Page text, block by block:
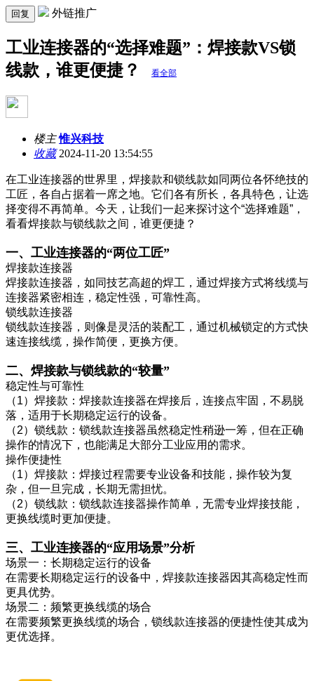
回复 外链推广
工业连接器的“选择难题”：焊接款VS锁
线款，谁更便捷？
看全部
楼主 惟兴科技
收藏2024-11-20 13:54:55
在工业连接器的世界里，焊接款和锁线款如同两位各怀绝技的
工匠，各自占据着一席之地。它们各有所长，各具特色，让选
择变得不再简单。今天，让我们一起来探讨这个“选择难题”，
看看焊接款与锁线款之间，谁更便捷？
一、工业连接器的“两位工匠”
焊接款连接器
焊接款连接器，如同技艺高超的焊工，通过焊接方式将线缆与
连接器紧密相连，稳定性强，可靠性高。
锁线款连接器
锁线款连接器，则像是灵活的装配工，通过机械锁定的方式快
速连接线缆，操作简便，更换方便。
二、焊接款与锁线款的“较量”
稳定性与可靠性
（1）焊接款：焊接款连接器在焊接后，连接点牢固，不易脱
落，适用于长期稳定运行的设备。
（2）锁线款：锁线款连接器虽然稳定性稍逊一筹，但在正确
操作的情况下，也能满足大部分工业应用的需求。
操作便捷性
（1）焊接款：焊接过程需要专业设备和技能，操作较为复
杂，但一旦完成，长期无需担忧。
（2）锁线款：锁线款连接器操作简单，无需专业焊接技能，
更换线缆时更加便捷。
三、工业连接器的“应用场景”分析
场景一：长期稳定运行的设备
在需要长期稳定运行的设备中，焊接款连接器因其高稳定性而
更具优势。
场景二：频繁更换线缆的场合
在需要频繁更换线缆的场合，锁线款连接器的便捷性使其成为
更优选择。